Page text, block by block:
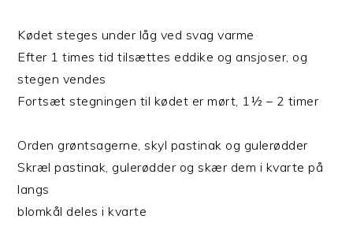
Kødet steges under låg ved svag varme
Efter 1 times tid tilsættes eddike og ansjoser, og
stegen vendes
Fortsæt stegningen til kødet er mørt, 1½ – 2 timer
Orden grøntsagerne, skyl pastinak og gulerødder
Skræl pastinak, gulerødder og skær dem i kvarte på
langs
blomkål deles i kvarte